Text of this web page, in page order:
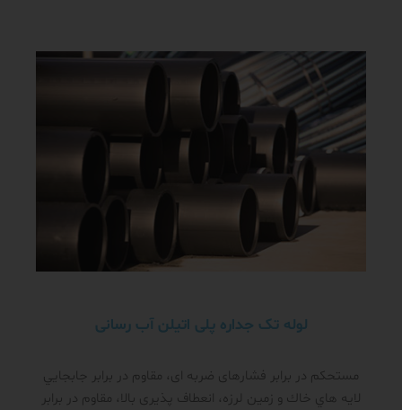
لوله تک جداره پلی اتیلن آب رسانی
مستحکم در برابر فشار‌های ضربه ای، مقاوم در برابر جابجايي
لايه هاي خاك و زمين لرزه، انعطاف پذیری بالا، مقاوم در برابر